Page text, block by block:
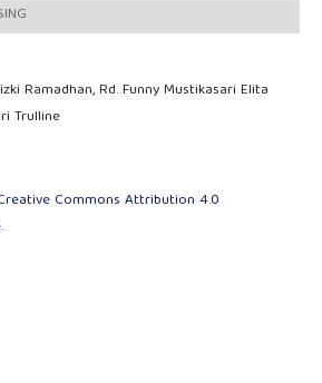
Ramadhan, Rd. Funny Mustikasari Elita
Trulline
Commons Attribution 4.0
.